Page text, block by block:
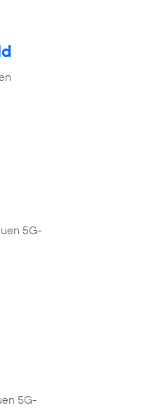
5G-
5G-